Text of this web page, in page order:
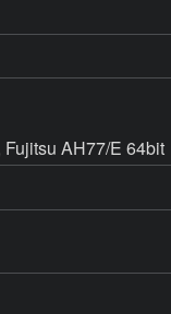
AH77/E 64bit